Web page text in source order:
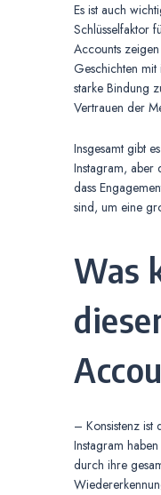
Es ist auch
Schlüsselfaktor
Accounts
Geschichten
starke Bindung
Vertrauen der
Insgesamt gibt
Instagram, aber
dass
sind, um eine
Was
– Konsistenz ist
Instagram
durch ihre